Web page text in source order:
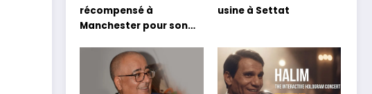
récompensé à
Manchester pour son
usine à Settat